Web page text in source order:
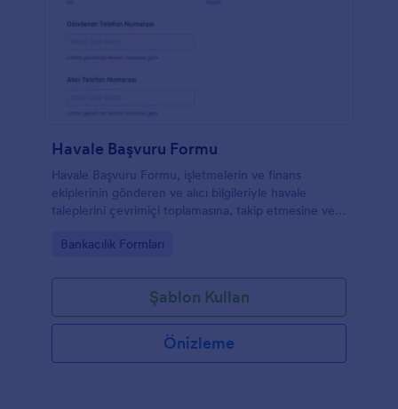
Havale Başvuru Formu
Havale Başvuru Formu, işletmelerin ve finans
ekiplerinin gönderen ve alıcı bilgileriyle havale
taleplerini çevrimiçi toplamasına, takip etmesine ve
yardımcı olur.
Go to Category:
Bankacılık Formları
Şablon Kullan
Önizleme